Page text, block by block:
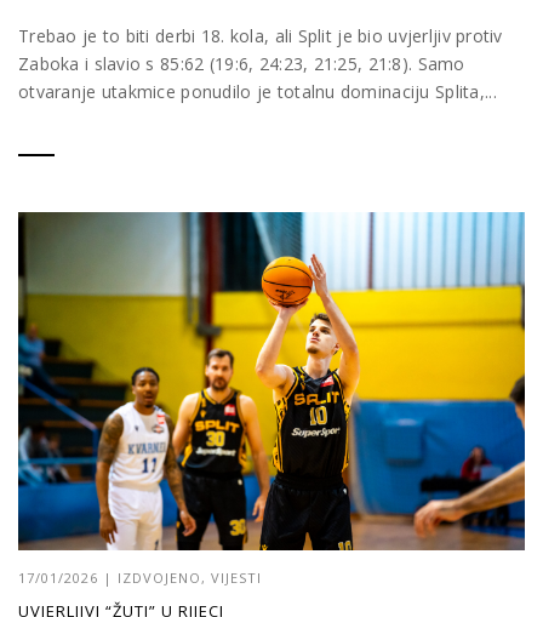
Trebao je to biti derbi 18. kola, ali Split je bio uvjerljiv protiv
Zaboka i slavio s 85:62 (19:6, 24:23, 21:25, 21:8). Samo
otvaranje utakmice ponudilo je totalnu dominaciju Splita,...
17/01/2026 | IZDVOJENO, VIJESTI
UVJERLJIVI “ŽUTI” U RIJECI